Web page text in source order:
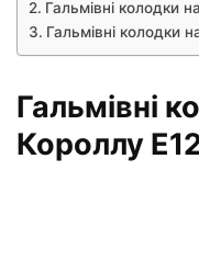
Гальмівні колодки
Гальмівні колодки
Гальмівні
Короллу